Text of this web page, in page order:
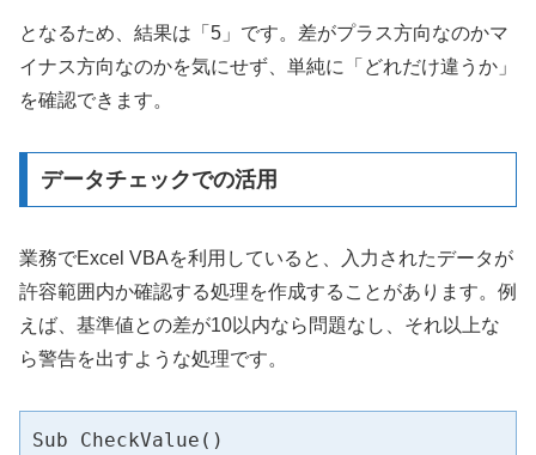
となるため、結果は「5」です。差がプラス方向なのかマ
イナス方向なのかを気にせず、単純に「どれだけ違うか」
を確認できます。
データチェックでの活用
業務でExcel VBAを利用していると、入力されたデータが
許容範囲内か確認する処理を作成することがあります。例
えば、基準値との差が10以内なら問題なし、それ以上な
ら警告を出すような処理です。
Sub CheckValue()